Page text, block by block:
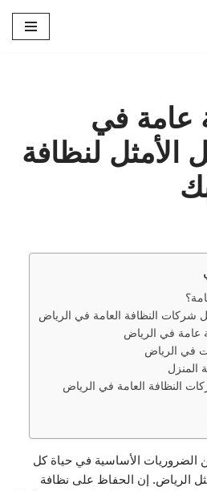
عامة في
الأمثل لنظافة
شركات النظافة العامة في الرياض
عامة في الرياض
في الرياض
المنزل
النظافة العامة في الرياض
الضروريات الأساسية في حياة كل
الرياض. إن الحفاظ على نظافة